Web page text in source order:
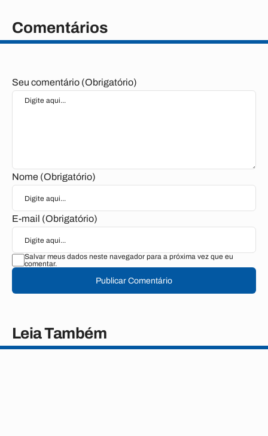
Comentários
Seu comentário (Obrigatório)
Nome (Obrigatório)
E-mail (Obrigatório)
Salvar meus dados neste navegador para a próxima vez que eu
comentar.
Publicar Comentário
Leia Também